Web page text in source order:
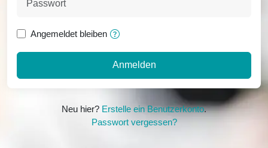
Angemeldet bleiben
Anmelden
Neu hier? Erstelle ein Benutzerkonto.
Passwort vergessen?